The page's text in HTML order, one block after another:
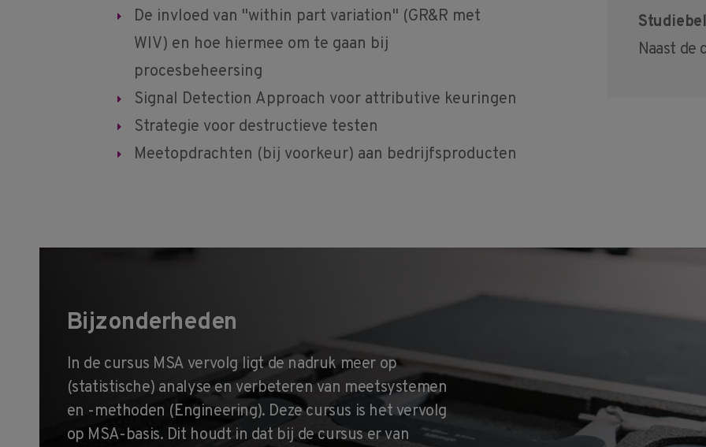
De invloed van "within part variation" (GR&R met
WIV) en hoe hiermee om te gaan bij
procesbeheersing
Signal Detection Approach voor attributive keuringen
Strategie voor destructieve testen
Meetopdrachten (bij voorkeur) aan bedrijfsproducten
Naast
Bijzonderheden
In de cursus MSA vervolg ligt de nadruk meer op
(statistische) analyse en verbeteren van meetsystemen
en -methoden (Engineering). Deze cursus is het vervolg
op MSA-basis. Dit houdt in dat bij de cursus er van